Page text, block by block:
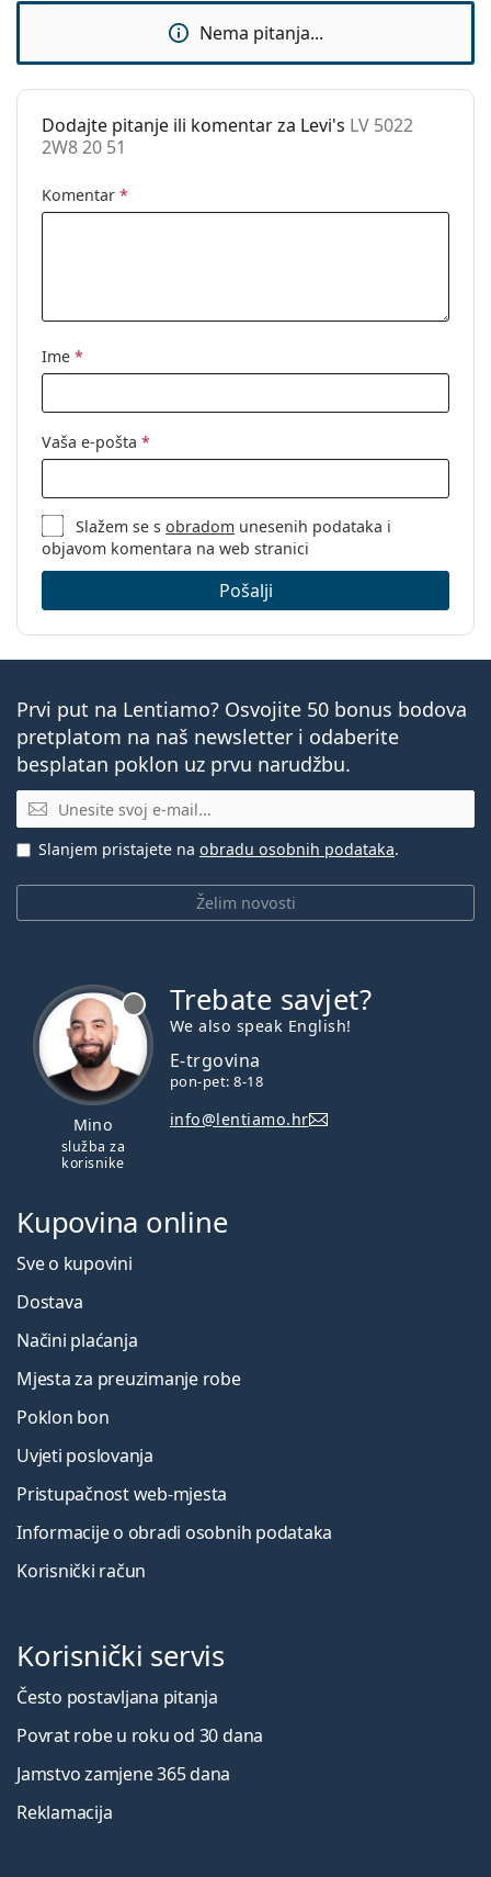
Krpa za
čišćenje:
Da
Ostalo
Spol:
Kategorija:
Dioptrijske naočale
Nema pitanja...
Dodajte pitanje ili komentar za Levi's LV 5022
2W8 20 51
Komentar *
Ime *
Vaša e-pošta *
Slažem se sobradom unesenih podataka i
objavom komentara na web stranici
Pošalji
Prvi put na Lentiamo? Osvojite 50 bonus bodova
pretplatom na naš newsletter i odaberite
besplatan poklon uz prvu narudžbu.
E-mail
Želim novosti
Slanjem pristajete na obradu osobnih podataka.
Mino
služba za
korisnike
Trebate savjet?
We also speak English!
E-trgovina
pon-pet: 8-18
info@lentiamo.hr
Kupovina online
Sve o kupovini
Dostava
Načini plaćanja
Mjesta za preuzimanje robe
Poklon bon
Uvjeti poslovanja
Pristupačnost web-mjesta
Informacije o obradi osobnih podataka
Korisnički račun
Korisnički servis
Često postavljana pitanja
Povrat robe u roku od 30 dana
Jamstvo zamjene 365 dana
Reklamacija